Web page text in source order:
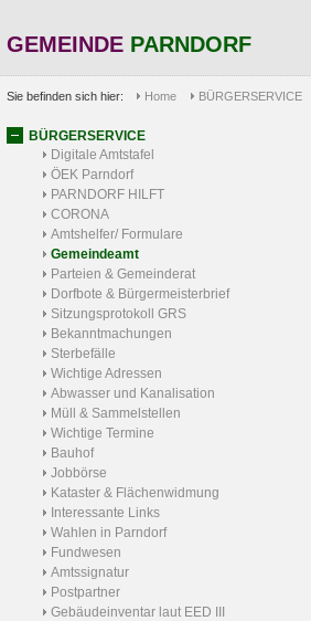
GEMEINDE PARNDORF
Sie befinden sich hier: Home BÜRGERSERVICE
BÜRGERSERVICE
Digitale Amtstafel
ÖEK Parndorf
PARNDORF HILFT
CORONA
Amtshelfer/ Formulare
Gemeindeamt
Parteien & Gemeinderat
Dorfbote & Bürgermeisterbrief
Sitzungsprotokoll GRS
Bekanntmachungen
Sterbefälle
Wichtige Adressen
Abwasser und Kanalisation
Müll & Sammelstellen
Wichtige Termine
Bauhof
Jobbörse
Kataster & Flächenwidmung
Interessante Links
Wahlen in Parndorf
Fundwesen
Amtssignatur
Postpartner
Gebäudeinventar laut EED III